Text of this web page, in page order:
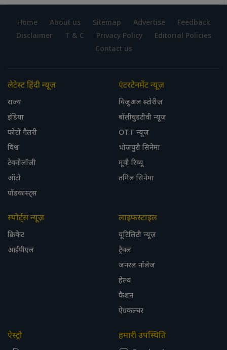
Home About us Sitemap Advertise
Feedback
Disclaimer
T & C Privacy Policy
Editorial Policies
Contact us
लेटेस्ट हिंदी न्यूज़
राज्य
इंडिया
फोटो गैलरी
विश्व
टेक्नोलॉजी
ऑटो
पॉडकास्ट्स
एंटरटेनमेंट न्यूज़
विजुअल स्टोरीज़
बॉलीवुडटीवी न्यूज़
OTT न्यूज़
भोजपुरी सिनेमा
मूवी रिव्यू
तमिल सिनेमा
स्पोर्ट्स न्यूज़
क्रिकेट
आईपीएल
लाइफस्टाइल
यूटिलिटी न्यूज़
ट्रैवल
जनरल नॉलेज
हेल्थ
फैशन
ऐग्रकल्चर
ऐस्ट्रो हमारी उपस्थिति